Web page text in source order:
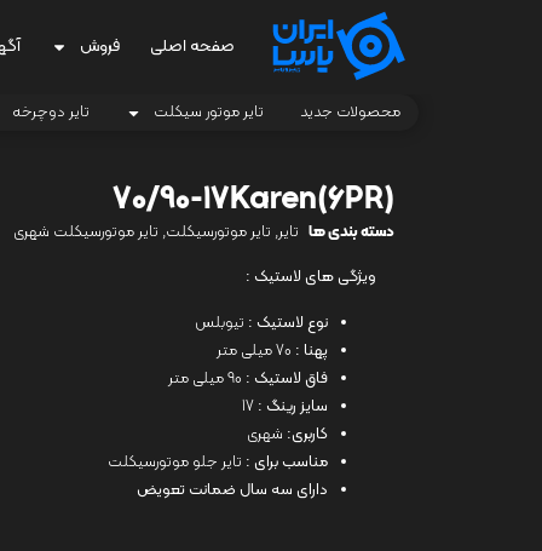
صفحه اصلی فروش
محصولات جدید تایر موتور سیکلت تایر دوچرخه
(6PR)70/90-17Karen
دسته بندی ها تایر, تایر موتورسیکلت, تایر موتورسیکلت شهری
ویژگی های لاستیک :
نوع لاستیک : تیوبلس
پهنا : 70 میلی متر
فاق لاستیک : 90 میلی متر
سایز رینگ : 17
کاربری: شهری
مناسب برای : تایر جلو موتورسیکلت
دارای سه سال ضمانت تعویض